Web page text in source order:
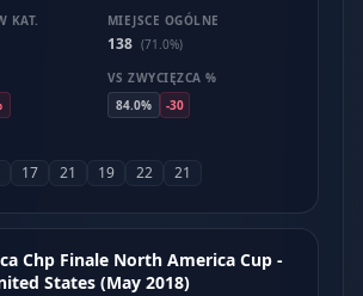
KAT. MIEJSCE OGÓLNE
138 (71.0%)
VS ZWYCIĘZCA %
84.0%
-30
17 21 19 22 21
Chp Finale North America Cup -
States (May 2018)